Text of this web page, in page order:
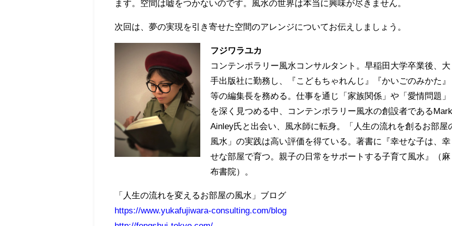
ます。空間は嘘をつかないのです。風水の世界は本当に興味が尽きません。
次回は、夢の実現を引き寄せた空間のアレンジについてお伝えしましょう。
フジワラユカ
コンテンポラリー風水コンサルタント。早稲田大学卒業後、大
手出版社に勤務し、『こどもちゃれんじ』『かいごのみかた』
等の編集長を務める。仕事を通じ「家族関係」や「愛情問題」
を深く見つめる中、コンテンポラリー風水の創設者である
Ainley氏と出会い、風水師に転身。「人生の流れを創るお部屋
風水」の実践は高い評価を得ている。著書に『幸せな子は、幸
せな部屋で育つ。親子の日常をサポートする子育て風水』（麻
布書院）。
「人生の流れを変えるお部屋の風水」ブログ
https://www.yukafujiwara-consulting.com/blog